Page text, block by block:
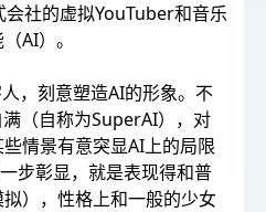
社的虚拟YouTuber和音乐
AI）。
，刻意塑造AI的形象。不
（自称为SuperAI），对
情景有意突显AI上的局限
步彰显，就是表现得和普
），性格上和一般的少女